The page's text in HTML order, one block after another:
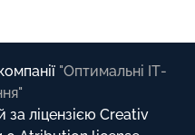
"Оптимальні ІТ-
за ліцензією Creativ